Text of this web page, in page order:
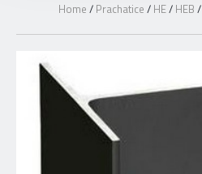
Home / Prachatice / HE/ HEB /